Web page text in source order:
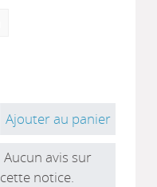
Ajouter au panier
Aucun avis sur
cette notice.